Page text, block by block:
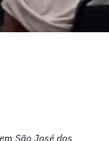
São José dos